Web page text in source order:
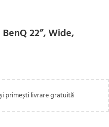
22”, Wide,
și primești livrare gratuită